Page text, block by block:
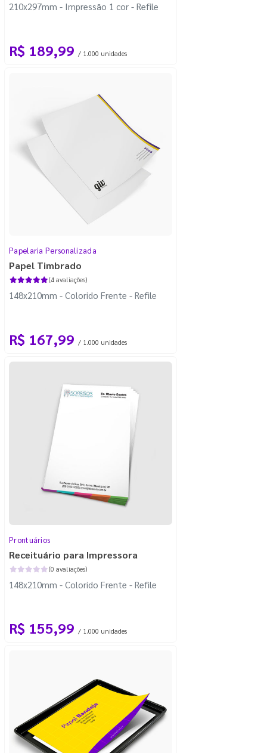
210x297mm - Impressão 1 cor - Refile
R$ 189,99 / 1.000 unidades
Papelaria Personalizada
Papel Timbrado
(4 avaliações)
148x210mm - Colorido Frente - Refile
R$ 167,99 / 1.000 unidades
Prontuários
Receituário para Impressora
(0 avaliações)
148x210mm - Colorido Frente - Refile
R$ 155,99 / 1.000 unidades